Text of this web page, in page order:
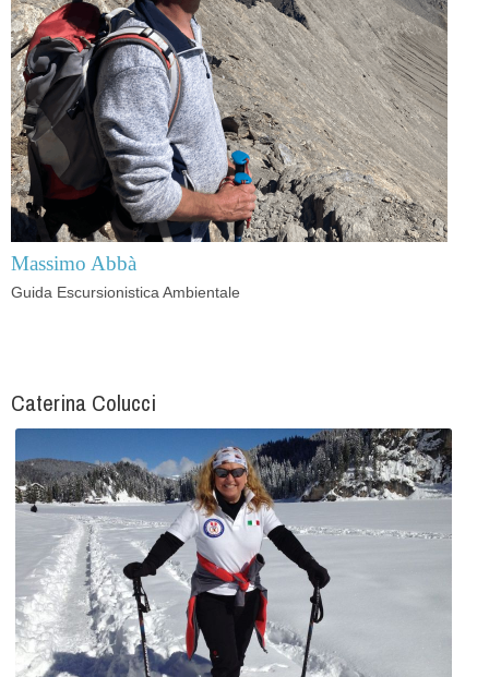
Massimo Abbà
Guida Escursionistica Ambientale
Caterina Colucci